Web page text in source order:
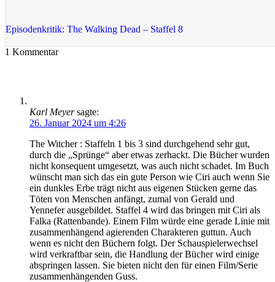
Episodenkritik: The Walking Dead – Staffel 8
1 Kommentar
Karl Meyer sagte:
26. Januar 2024 um 4:26
The Witcher : Staffeln 1 bis 3 sind durchgehend sehr gut,
durch die „Sprünge“ aber etwas zerhackt. Die Bücher wurden
nicht konsequent umgesetzt, was auch nicht schadet. Im Buch
wünscht man sich das ein gute Person wie Ciri auch wenn Sie
ein dunkles Erbe trägt nicht aus eigenen Stücken gerne das
Töten von Menschen anfängt, zumal von Gerald und
Yennefer ausgebildet. Staffel 4 wird das bringen mit Ciri als
Falka (Rattenbande). Einem Film würde eine gerade Linie mit
zusammenhängend agierenden Charakteren guttun. Auch
wenn es nicht den Büchern folgt. Der Schauspielerwechsel
wird verkraftbar sein, die Handlung der Bücher wird einige
abspringen lassen. Sie bieten nicht den für einen Film/Serie
zusammenhängenden Guss.